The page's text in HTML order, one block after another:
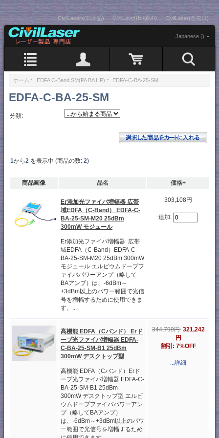
CivilLasers(日本語) CivilLaser(English) CivilLaser(한국어)
Japanese ()
ホーム :: EDFA C-Band SM(PA BA HP) :: EDFA-C-BA-25-SM
EDFA-C-BA-25-SM
分類:
1から2 を表示中 (商品の数: 2)
商品画像 品名 価格+
Er添加光ファイバ増幅器 広帯
域EDFA（C-Band） EDFA-C-
BA-25-SM-M20 25dBm
300mW モジュール
Er添加光ファイバ増幅器 広帯
域EDFA（C-Band）EDFA-C-
BA-25-SM-M20 25dBm 300mW
モジュール エルビウムドープフ
ァイバパワーアンプ（略して
BAアンプ）は、-6dBm～
+3dBm以上のパワー範囲で光信
号を増幅するために使用できま
す。...
303,108円
追加:
高機能 EDFA（Cバンド） Erド
ープ光ファイバ増幅器 EDFA-
C-BA-25-SM-B1 25dBm
300mW デスクトップ型
高機能 EDFA（Cバンド）Erド
ープ光ファイバ増幅器 EDFA-C-
BA-25-SM-B1 25dBm
300mW デスクトップ型 エルビ
ウムドープファイバパワーアン
プ（略してBAアンプ）
は、-6dBm～+3dBm以上のパワ
ー範囲で光信号を増幅するため
344,799円 321,242
円
割引: 7%OFF
...詳細